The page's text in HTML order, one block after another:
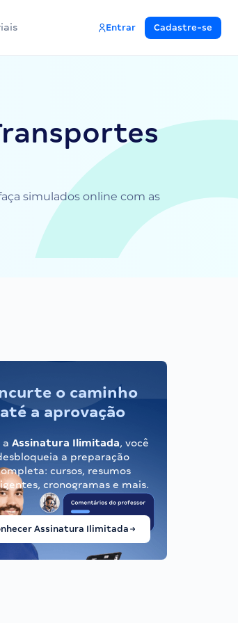
Entrar Cadastre-se
simulados online com as
o caminho
até a aprovação
a Assinatura Ilimitada, você
a preparação
cursos, resumos
cronogramas e mais.
Assinatura Ilimitada